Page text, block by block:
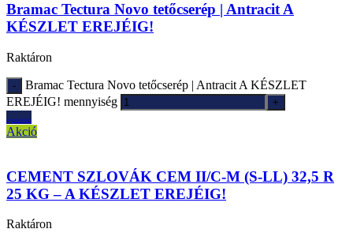
Bramac Tectura Novo tetőcserép | Antracit A
KÉSZLET EREJÉIG!
Raktáron
Bramac Tectura Novo tetőcserép | Antracit A KÉSZLET
EREJÉIG! mennyiség
Ajánlatkérés
Akció
CEMENT SZLOVÁK CEM II/C-M (S-LL) 32,5 R
25 KG – A KÉSZLET EREJÉIG!
Raktáron